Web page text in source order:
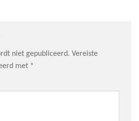
niet gepubliceerd. Vereiste
met *